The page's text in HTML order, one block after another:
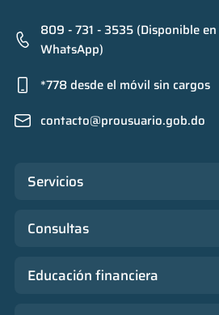
809 - 731 - 3535 (Disponible en
WhatsApp)
*778 desde el móvil sin cargos
contacto@prousuario.gob.do
Servicios
Consultas
Educación financiera